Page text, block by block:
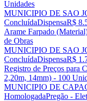
Unidades
MUNICIPIO DE SAO
ConcluídaDispensaR$
Arame Farpado
de Obras
MUNICIPIO DE SAO
ConcluídaDispensaR$
Registro de Preços para
2,20m, 14mm) - 100
MUNICIPIO DE
HomologadaPregão -